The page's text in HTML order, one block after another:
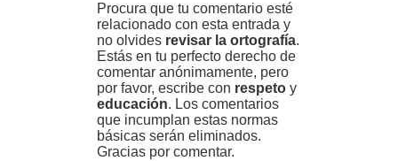
Procura que tu comentario esté
relacionado con esta entrada y
no olvides revisar la ortografía.
Estás en tu perfecto derecho de
comentar anónimamente, pero
por favor, escribe con respeto y
educación. Los comentarios
que incumplan estas normas
básicas serán eliminados.
Gracias por comentar.